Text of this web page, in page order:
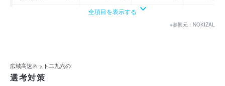
9億2229万
売上伸び率
全項目を表示する
※参照元：NOKIZAL
広域高速ネット二九六の
選考対策